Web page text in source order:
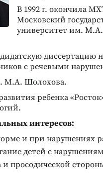
В 1992 г. окончила
Московский
университет им.
с речевыми
М.А. Шолохова.
ребенка
интересов:
и при нарушениях
детей с
и просодической